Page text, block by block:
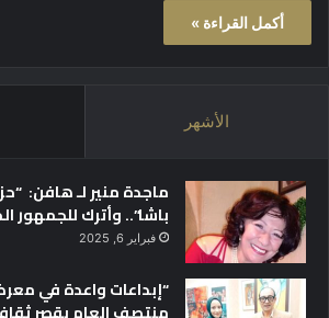
أكمل القراءة »
الأشهر
ماجدة منير لـ هافن:
باشا”.. وأترك
فبراير 6, 2025
“إبداعات واعدة في
منتصف العام بقصر